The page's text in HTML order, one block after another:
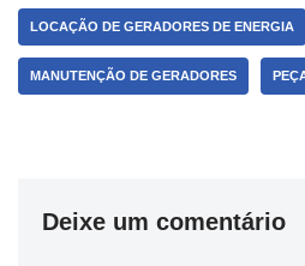
LOCAÇÃO DE GERADORES DE ENERGIA
MANUTENÇÃO DE GERADORES
Deixe um comentário